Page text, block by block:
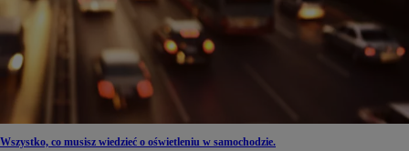
Wszystko, co musisz wiedzieć o oświetleniu w samochodzie.